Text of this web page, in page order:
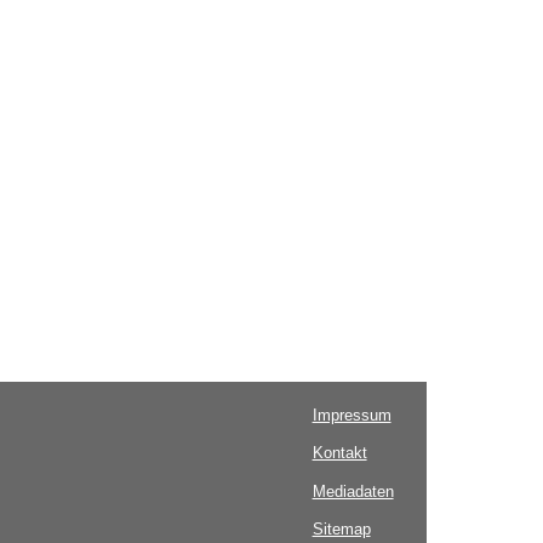
Impressum
Kontakt
Mediadaten
Sitemap